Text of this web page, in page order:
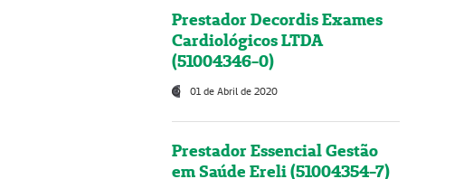
Prestador Decordis Exames
Cardiológicos LTDA
(51004346-0)
01 de Abril de 2020
Prestador Essencial Gestão
em Saúde Ereli (51004354-7)